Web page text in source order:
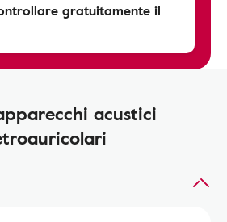
gratuitamente il
acustici